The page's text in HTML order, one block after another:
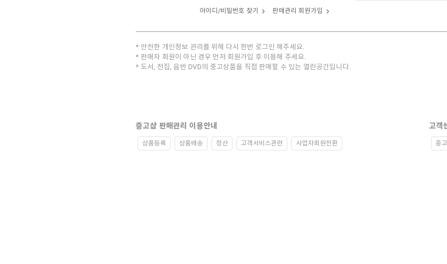
아이디/비밀번호 찾기 판매관리 회원가입
안전한 개인정보 관리를 위해 다시 한번 로그인 해주세요.
판매자 회원이 아닌 경우 먼저 회원가입 후 이용해 주세요.
도서, 전집, 음반 DVD의 중고상품을 직접 판매할 수 있는 열린공간입니다.
중고샵 판매관리 이용안내
상품등록 상품배송 정산 고객서비스관련 사업자회원전환
고객
중